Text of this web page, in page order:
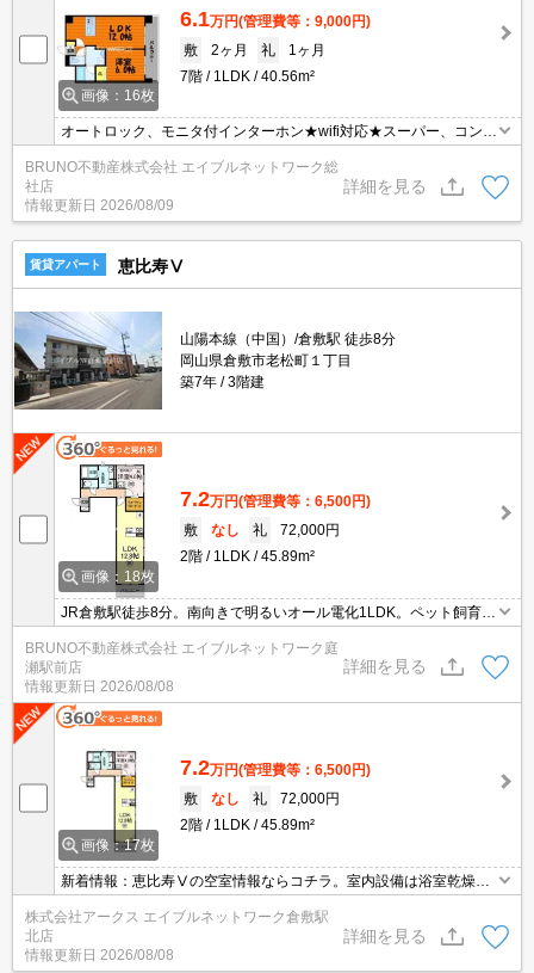
画像：16枚
6.1万円(管理費等：9,000円)
敷
2ヶ月 礼
1ヶ月
7階
1LDK 40.56m²
オートロック、モニタ付インターホン★wifi対応★スーパー、コンビ
BRUNO不動産株式会社 エイブルネットワーク総
社店
情報更新日 2026/08/09
詳細を見る
賃貸アパート 恵比寿Ⅴ
山陽本線（中国）/倉敷駅 徒歩8分
岡山県倉敷市老松町１丁目
築7年
3階建
画像：18枚
7.2万円(管理費等：6,500円)
敷
なし 礼
72,000円
2階
1LDK 45.89m²
JR倉敷駅徒歩8分。南向きで明るいオール電化1LDK。ペット飼育相
談可。インターネット無料。システムキッチン、独立洗面台、追い
焚き風呂など設備も充実。オートロックで安心です。
BRUNO不動産株式会社 エイブルネットワーク庭
瀬駅前店
情報更新日 2026/08/08
詳細を見る
画像：17枚
7.2万円(管理費等：6,500円)
敷
なし 礼
72,000円
2階
1LDK 45.89m²
新着情報：恵比寿Ⅴの空室情報ならコチラ。室内設備は浴室乾燥
機・洗面所独立などが揃っており、とても充実しています。セキュ
リティ面は、TVインターホン・オートロックなどを備え付けている
ので安心して暮らせます。お湯を温め直せる追い焚き機能付きで
す。システムキッチン付きで、お料理と後片付けが手早くできま
株式会社アークス エイブルネットワーク倉敷駅
北店
情報更新日 2026/08/08
詳細を見る